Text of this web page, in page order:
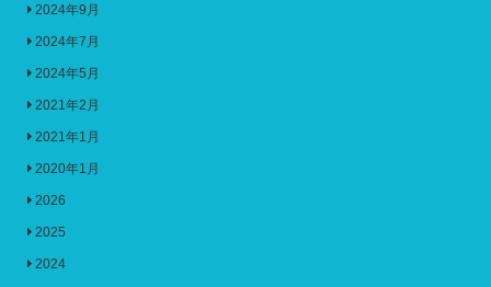
2024年9月
2024年7月
2024年5月
2021年2月
2021年1月
2020年1月
2026
2025
2024